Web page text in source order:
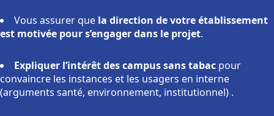
Vous assurer que la direction de votre établissement
est motivée pour s’engager dans le projet.
Expliquer l’intérêt des campus sans tabac pour
convaincre les instances et les usagers en interne
(arguments santé, environnement, institutionnel) .